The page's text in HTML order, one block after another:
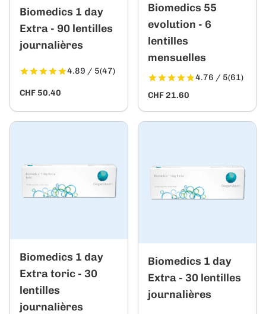
Biomedics 1 day
Extra - 90 lentilles
journalières
4.89 / 5(47)
CHF 50.40
Biomedics 55
evolution - 6
lentilles
mensuelles
4.76 / 5(61)
CHF 21.60
Biomedics 1 day
Extra toric - 30
lentilles
journalières
Biomedics 1 day
Extra - 30 lentilles
journalières